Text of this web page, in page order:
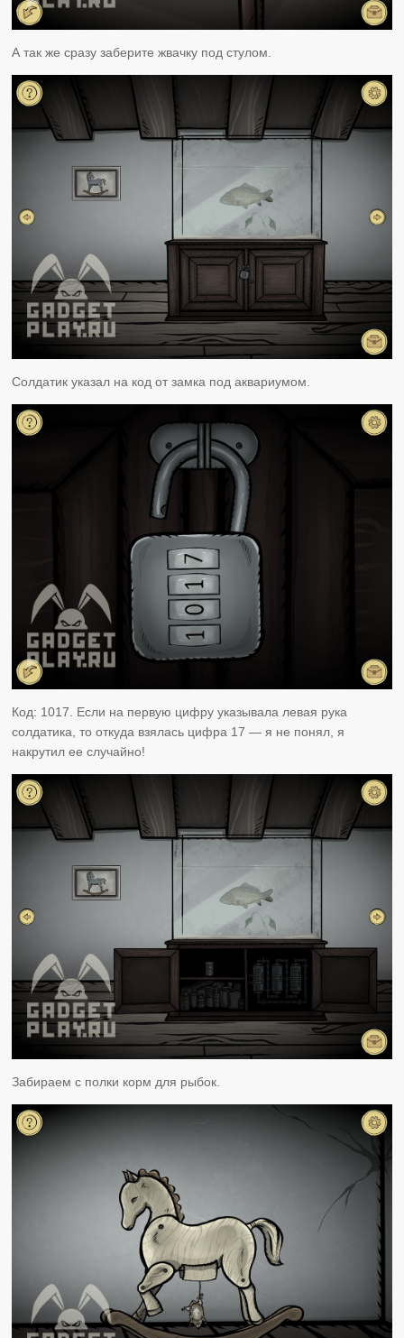
А так же сразу заберите жвачку под стулом.
Солдатик указал на код от замка под аквариумом.
Код: 1017. Если на первую цифру указывала левая рука
солдатика, то откуда взялась цифра 17 — я не понял, я
накрутил ее случайно!
Забираем с полки корм для рыбок.